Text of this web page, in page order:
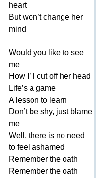
heart
But won’t change her
mind
Would you like to see
me
How ’ cut off her head
Life’s a game
A lesson to learn
Don’t be shy, just blame
me
Well , there is no need
to feel ashamed
Remember the oath
Remember the oath